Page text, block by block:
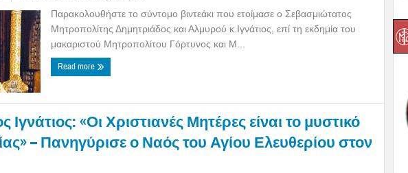
Παρακολουθήστε το σύντομο βιντεάκι που ετοίμασε ο Σεβασμιώτατος
Μητροπολίτης Δημητριάδος και Αλμυρού κ.Ιγνάτιος, επί τη εκδημία του
μακαριστού Μητροπολίτου Γόρτυνος και Μ...
Read more
Ιγνάτιος: «Οι Χριστιανές Μητέρες είναι το μυστικό
– Πανηγύρισε ο Ναός του Αγίου Ελευθερίου στον